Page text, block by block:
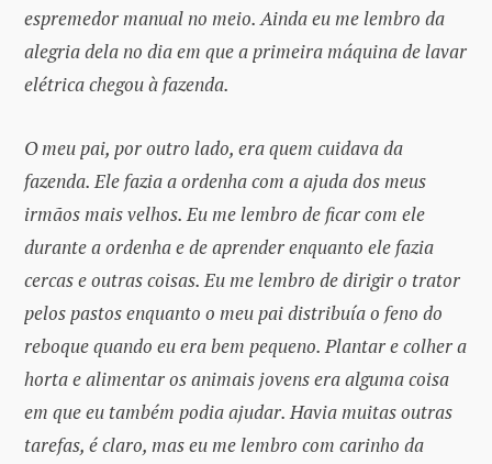
espremedor manual no meio. Ainda eu me lembro da
alegria dela no dia em que a primeira máquina de lavar
elétrica chegou à fazenda.
O meu pai, por outro lado, era quem cuidava da
fazenda. Ele fazia a ordenha com a ajuda dos meus
irmãos mais velhos. Eu me lembro de ficar com ele
durante a ordenha e de aprender enquanto ele fazia
cercas e outras coisas. Eu me lembro de dirigir o trator
pelos pastos enquanto o meu pai distribuía o feno do
reboque quando eu era bem pequeno. Plantar e colher a
horta e alimentar os animais jovens era alguma coisa
em que eu também podia ajudar. Havia muitas outras
tarefas, é claro, mas eu me lembro com carinho da